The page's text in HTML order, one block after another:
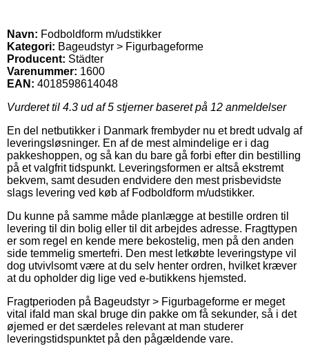
Navn: Fodboldform m/udstikker
Kategori: Bageudstyr > Figurbageforme
Producent: Städter
Varenummer: 1600
EAN: 4018598614048
Vurderet til 4.3 ud af 5 stjerner baseret på 12 anmeldelser
En del netbutikker i Danmark frembyder nu et bredt udvalg af
leveringsløsninger. En af de mest almindelige er i dag
pakkeshoppen, og så kan du bare gå forbi efter din bestilling
på et valgfrit tidspunkt. Leveringsformen er altså ekstremt
bekvem, samt desuden endvidere den mest prisbevidste
slags levering ved køb af Fodboldform m/udstikker.
Du kunne på samme måde planlægge at bestille ordren til
levering til din bolig eller til dit arbejdes adresse. Fragttypen
er som regel en kende mere bekostelig, men på den anden
side temmelig smertefri. Den mest letkøbte leveringstype vil
dog utvivlsomt være at du selv henter ordren, hvilket kræver
at du opholder dig lige ved e-butikkens hjemsted.
Fragtperioden på Bageudstyr > Figurbageforme er meget
vital ifald man skal bruge din pakke om få sekunder, så i det
øjemed er det særdeles relevant at man studerer
leveringstidspunktet på den pågældende vare.